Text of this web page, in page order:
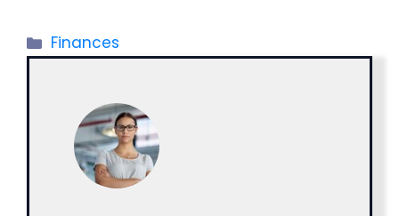
Catégories
Finances